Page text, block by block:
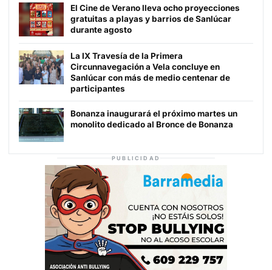
El Cine de Verano lleva ocho proyecciones
gratuitas a playas y barrios de Sanlúcar
durante agosto
La IX Travesía de la Primera
Circunnavegación a Vela concluye en
Sanlúcar con más de medio centenar de
participantes
Bonanza inaugurará el próximo martes un
monolito dedicado al Bronce de Bonanza
PUBLICIDAD